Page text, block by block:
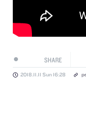
SHARE
2018.11.11 Sun 16:28